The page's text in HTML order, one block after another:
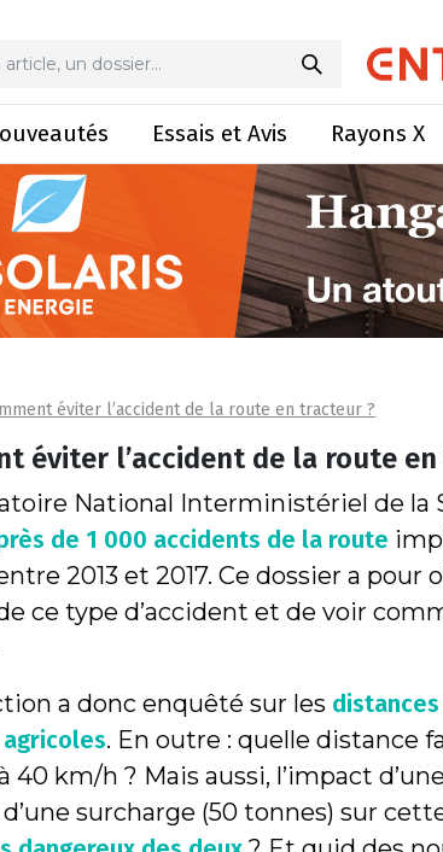
Essais et Avis Rayons X
éviter l’accident de la route en tracteur ?
éviter l’accident de la route
National Interministériel de la
de 1 000 accidents de la route
2013 et 2017. Ce dossier a
ce type d’accident et de voir
a donc enquêté sur les
. En outre : quelle distance
40 km/h ? Mais aussi, l’impact
surcharge (50 tonnes) sur